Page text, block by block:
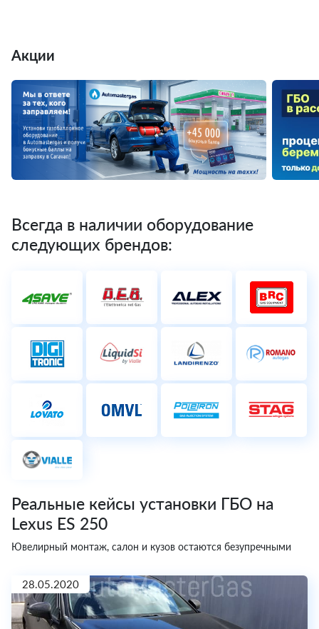
Акции
Всегда в наличии оборудование
следующих брендов:
Реальные кейсы установки ГБО на
Lexus ES 250
Ювелирный монтаж, салон и кузов остаются безупречными
28.05.2020